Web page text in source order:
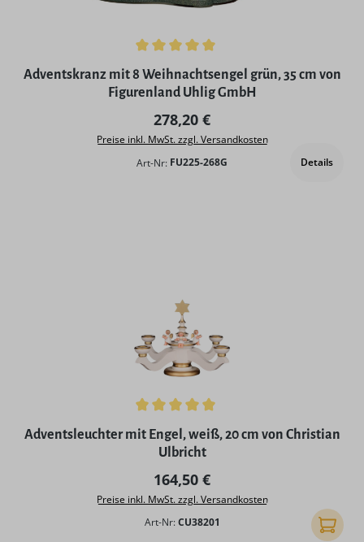
Durchschnittliche Bewertung von 5 von 5 Sternen
Adventskranz mit 8 Weihnachtsengel grün, 35 cm von
Figurenland Uhlig GmbH
Regulärer Preis:
278,20 €
Preise inkl. MwSt. zzgl. Versandkosten
Art-Nr: FU225-268G Details
Durchschnittliche Bewertung von 5 von 5 Sternen
Adventsleuchter mit Engel, weiß, 20 cm von Christian
Ulbricht
Regulärer Preis:
164,50 €
Preise inkl. MwSt. zzgl. Versandkosten
Art-Nr: CU38201 In den